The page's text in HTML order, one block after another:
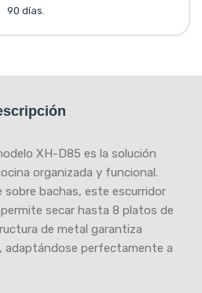
90 días.
XH-D85 es la solución
organizada y funcional.
sobre bachas, este escurridor
secar hasta 8 platos de
de metal garantiza
adaptándose perfectamente a